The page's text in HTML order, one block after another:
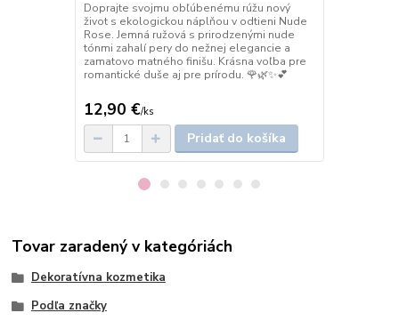
Doprajte svojmu obľúbenému rúžu nový
život s ekologickou náplňou v odtieni Nude
Rose. Jemná ružová s prirodzenými nude
tónmi zahalí pery do nežnej elegancie a
zamatovo matného finišu. Krásna voľba pre
romantické duše aj pre prírodu. 🌹🌿✨💕
12,90 €/ks
Pridať do košíka
Tovar zaradený v kategóriách
Dekoratívna kozmetika
Podľa značky